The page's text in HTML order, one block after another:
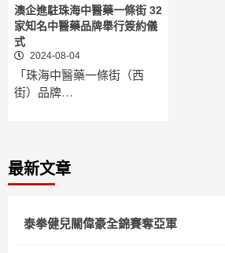
澳企進駐珠海中醫藥一條街 32
家知名中醫藥品牌舉行簽約儀
式
2024-08-04
「珠海中醫藥一條街（西
街）品牌…
最新文章
泰拳健兒關偉豪全錦賽奪亞軍